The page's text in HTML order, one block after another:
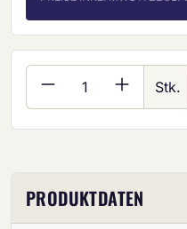
Produkt Stk.
PRODUKTDATEN